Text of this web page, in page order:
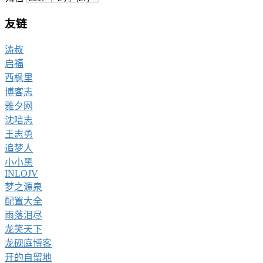
友链
涛叔
启福
西枫里
博客志
雅夕网
沈唁志
王志勇
追梦人
小小黑
INLOJV
梦之源泉
配置大全
雨落泪尽
龙笑天下
龙砚庭博客
开的自留地